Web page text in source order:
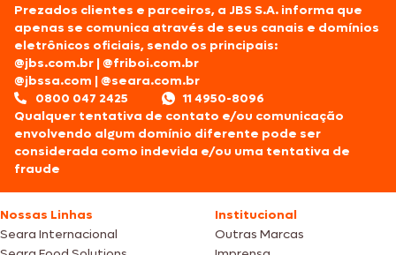
Prezados clientes e parceiros, a JBS S.A. informa que
apenas se comunica através de seus canais e domínios
eletrônicos oficiais, sendo os principais:
@jbs.com.br |@friboi.com.br
@jbssa.com |@seara.com.br
0800 047 2425
11 4950-8096
Qualquer tentativa de contato e/ou comunicação
envolvendo algum domínio diferente pode ser
considerada como indevida e/ou uma tentativa de
fraude
Nossas Linhas
Seara Internacional
Institucional
Outras Marcas